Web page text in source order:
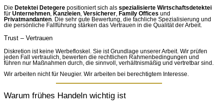
Die Detektei Detegere positioniert sich als spezialisierte Wirtschaftsdetektei
für Unternehmen Kanzleien Versicherer Family Offices und
Privatmandanten . Die sehr gute Bewertung, die fachliche Spezialisierung und
die persönliche Fallführung stärken das Vertrauen in die Qualität der Arbeit.
Trust – Vertrauen
Diskretion ist keine Werbefloskel. Sie ist Grundlage unserer Arbeit. Wir prüfen
jeden Fall vertraulich, bewerten die rechtlichen Rahmenbedingungen und
führen nur Maßnahmen durch, die sinnvoll, verhältnismäßig und vertretbar sind.
Wir arbeiten nicht für Neugier. Wir arbeiten bei berechtigtem Interesse.
Warum frühes Handeln wichtig ist